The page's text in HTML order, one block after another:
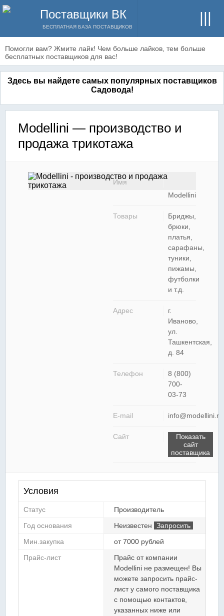
Поставщики ВК
БЕСПЛАТНАЯ БАЗА ПОСТАВЩИКОВ
Помогли вам? Жмите лайк! Чем больше лайков, тем больше
бесплатных поставщиков для вас!
Здесь вы найдете самых популярных поставщиков
Садовода!
Modellini — производство и
продажа трикотажа
Имя
Modellini
Товары
Бриджы,
брюки,
платья,
сарафаны,
туники,
пижамы,
футболки
и т.д.
Адрес
г.
Иваново,
ул.
Ташкентская,
д. 84
Телефон
8 (800)
700-
03-73
E-mail info@modellini.ru
Сайт
Показать
сайт
поставщика
Условия
Статус
Производитель
Год основания
Неизвестен
Запросить
Мин.закупка
от 7000 рублей
Прайс-лист
Прайс от компании
Modellini не размещен! Вы
можете запросить прайс-
лист у самого поставщика
с помощью контактов,
указанных ниже или